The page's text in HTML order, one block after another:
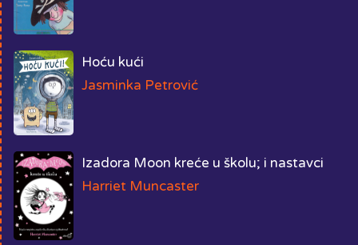
Hoću kući
Jasminka Petrović
Izadora Moon kreće u školu; i nastavci
Harriet Muncaster